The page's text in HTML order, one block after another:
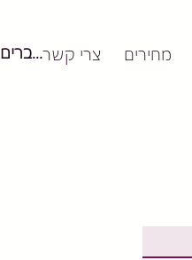
כניסת חברים מחירים צרי קשר